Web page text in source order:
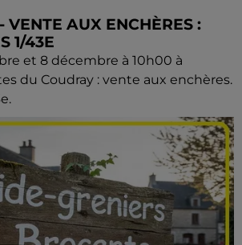
VENTE AUX ENCHÈRES :
1/43E
et 8 décembre à 10h00 à
du Coudray : vente aux enchères.